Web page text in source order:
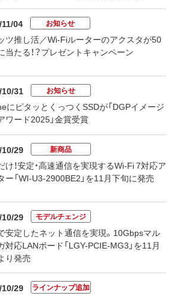
04 お知らせ
ツ推し活／Wi-Fiルーターのアクスタが50
当たる！？プレゼントキャンペーン
31 お知らせ
にピタッとくっつくSSDが「DGPイメージ
ワード2025」金賞受賞
29 新商品
け！安定・高速通信を実現するWi-Fi 7対応ア
ー「WI-U3-2900BE2」を11月下旬に発売
29 モデルチェンジ
安定したネット通信を実現。10Gbpsマル
対応LANボード「LGY-PCIE-MG3」を11月
り発売
29 ラインナップ追加